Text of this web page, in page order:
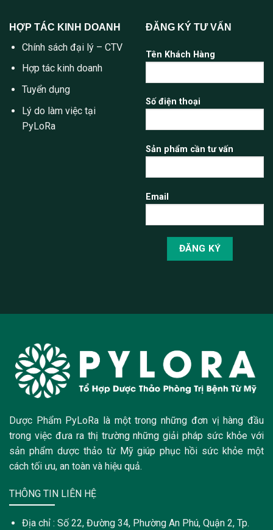
HỢP TÁC KINH DOANH
Chính sách đại lý – CTV
Hợp tác kinh doanh
Tuyển dụng
Lý do làm việc tại
PyLoRa
ĐĂNG KÝ TƯ VẤN
Tên Khách Hàng
Số điện thoại
Sản phẩm cần tư vấn
Email
Dược Phẩm PyLoRa là một trong những đơn vị hàng đầu
trong việc đưa ra thị trường những giải pháp sức khỏe với
sản phẩm dược thảo từ Mỹ giúp phục hồi sức khỏe một
cách tối ưu, an toàn và hiệu quả.
THÔNG TIN LIÊN HỆ
Địa chỉ : Số 22, Đường 34, Phường An Phú, Quận 2, Tp.